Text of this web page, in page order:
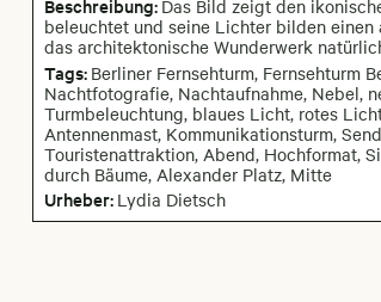
Beschreibung: Das Bild zeigt den
beleuchtet und seine Lichter bilden
das architektonische Wunderwerk
Tags: Berliner Fernsehturm, Fernsehturm
Nachtfotografie, Nachtaufnahme, Nebel,
Turmbeleuchtung, blaues Licht, rotes
Antennenmast, Kommunikationsturm,
Touristenattraktion, Abend, Hochformat,
durch Bäume, Alexander Platz, Mitte
Urheber: Lydia Dietsch